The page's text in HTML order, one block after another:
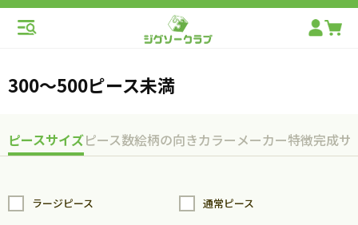
300～500ピース未満
ピースサイズピース数絵柄の向きカラーメーカー特徴完成サ
ラージピース 通常ピース